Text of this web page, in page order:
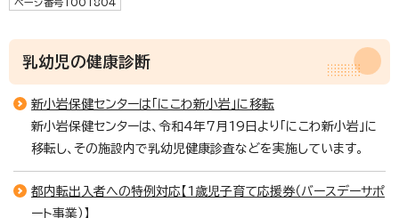
乳幼児の健康診断
新小岩保健センターは「にこわ新小岩」に移転
新小岩保健センターは、令和4年7月19日より「にこわ新小岩」に
移転し、その施設内で乳幼児健康診査などを実施しています。
都内転出入者への特例対応【1歳児子育て応援券（バースデーサポ
ート事業）】